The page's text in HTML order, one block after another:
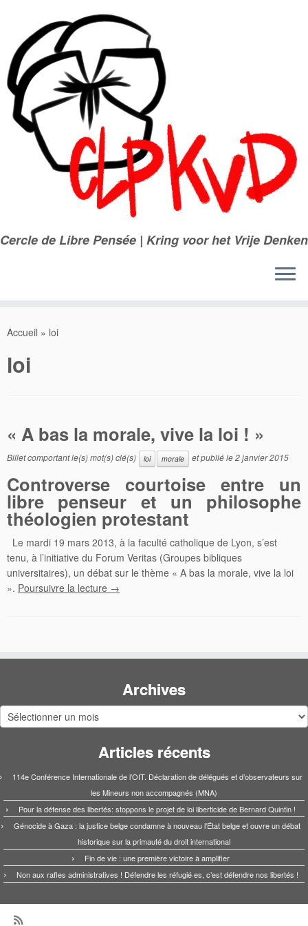
contenu
Cercle de Libre Pensée | Kring voor het Vrije Denken
Accueil » loi
loi
« A bas la morale, vive la loi ! »
Billet comportant le(s) mot(s) clé(s) loi morale et publié le2 janvier 2015
Controverse courtoise entre un
libre penseur et un philosophe
théologien protestant
Le mardi 19 mars 2013, à la faculté catholique de Lyon, s’est
tenu, à l’initiative du Forum Veritas (Groupes bibliques
universitaires), un débat sur le thème « A bas la morale, vive la loi
». Poursuivre la lecture →
Archives
Archives
Articles récents
114e Conférence Internationale de l’OIT. Déclaration de délégués et d’observateurs sur
les Mineurs non accompagnés (MNA)
Pour la défense des libertés: stoppons le projet de loi liberticide de Bernard Quintin !
Génocide à Gaza : la justice belge condamne à nouveau l’État belge et ouvre un débat
historique sur la primauté du droit international
Fin de vie : une première victoire à amplifier
Non aux rafles administratives ! Défendre les réfugié·es, c’est défendre nos libertés !